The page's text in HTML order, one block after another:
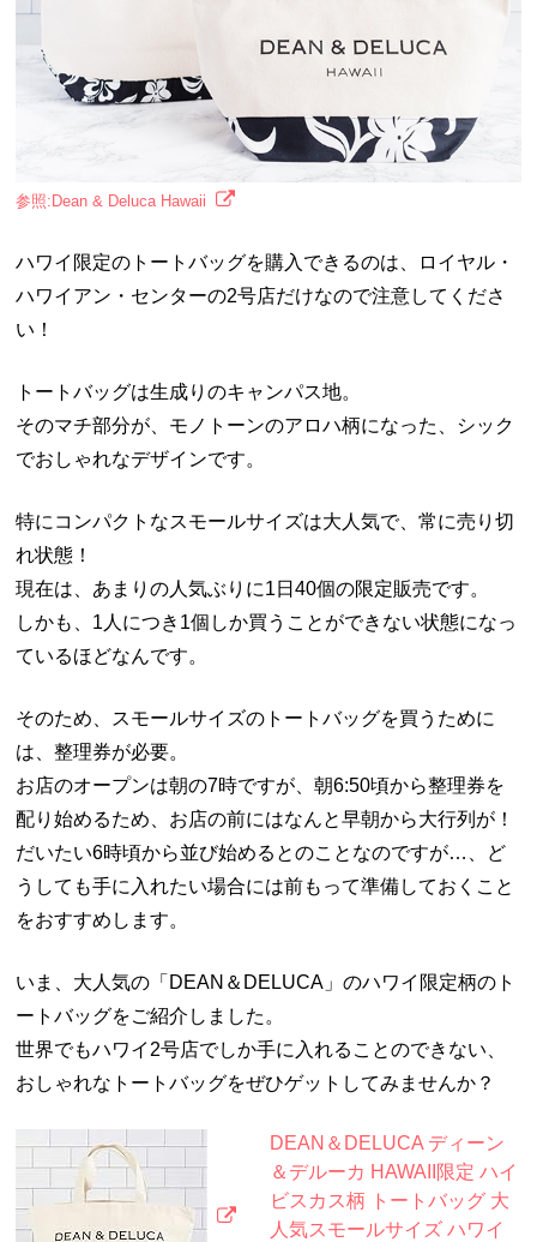
参照:Dean & Deluca Hawaii
ハワイ限定のトートバッグを購入できるのは、ロイヤル・
ハワイアン・センターの2号店だけなので注意してくださ
い！
トートバッグは生成りのキャンパス地。
そのマチ部分が、モノトーンのアロハ柄になった、シック
でおしゃれなデザインです。
特にコンパクトなスモールサイズは大人気で、常に売り切
れ状態！
現在は、あまりの人気ぶりに1日40個の限定販売です。
しかも、1人につき1個しか買うことができない状態になっ
ているほどなんです。
そのため、スモールサイズのトートバッグを買うために
は、整理券が必要。
お店のオープンは朝の7時ですが、朝6:50頃から整理券を
配り始めるため、お店の前にはなんと早朝から大行列が！
だいたい6時頃から並び始めるとのことなのですが…、ど
うしても手に入れたい場合には前もって準備しておくこと
をおすすめします。
いま、大人気の「DEAN＆DELUCA」のハワイ限定柄のト
ートバッグをご紹介しました。
世界でもハワイ2号店でしか手に入れることのできない、
おしゃれなトートバッグをぜひゲットしてみませんか？
DEAN＆DELUCA ディーン
＆デルーカ HAWAII限定 ハイ
ビスカス柄 トートバッグ 大
人気スモールサイズ ハワイ